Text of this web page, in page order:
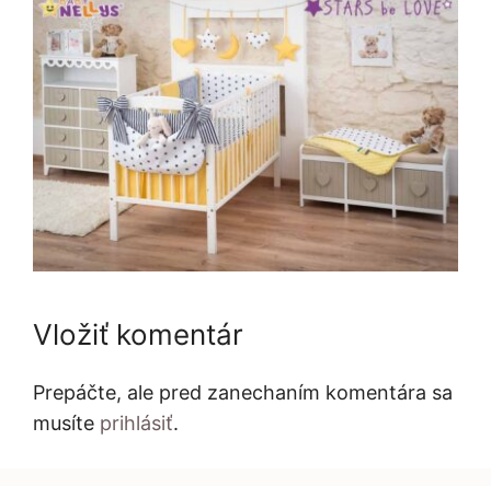
Vložiť komentár
Prepáčte, ale pred zanechaním komentára sa
musíte prihlásiť.